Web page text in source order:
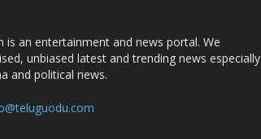
is an entertainment and news portal. We
unbiased latest and trending news especially
and political news.